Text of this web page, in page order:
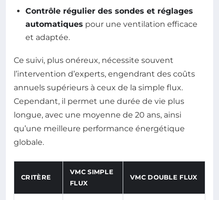
Contrôle régulier des sondes et réglages
automatiques pour une ventilation efficace
et adaptée.
Ce suivi, plus onéreux, nécessite souvent
l’intervention d’experts, engendrant des coûts
annuels supérieurs à ceux de la simple flux.
Cependant, il permet une durée de vie plus
longue, avec une moyenne de 20 ans, ainsi
qu’une meilleure performance énergétique
globale.
CRITÈRE
VMC SIMPLE
FLUX
VMC DOUBLE FLUX